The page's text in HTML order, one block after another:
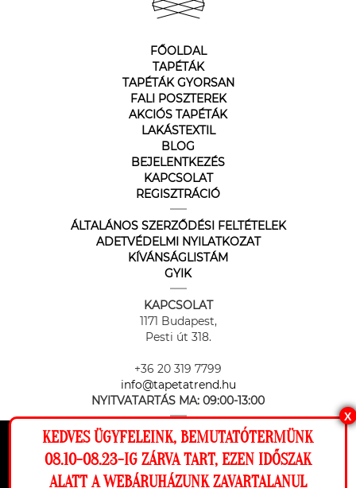
Ez a weboldal cookie-kat használ, hogy a
lehető legjobb élményt nyújtsa honlapunkon.
FŐOLDAL
TAPÉTÁK
TAPÉTÁK GYORSAN
FALI POSZTEREK
AKCIÓS TAPÉTÁK
LAKÁSTEXTIL
BLOG
BEJELENTKEZÉS
KAPCSOLAT
REGISZTRÁCIÓ
ÁLTALÁNOS SZERZŐDÉSI FELTÉTELEK
ADETVÉDELMI NYILATKOZAT
KÍVÁNSÁGLISTÁM
GYIK
KAPCSOLAT
1171 Budapest,
Pesti út 318.
+36 20 319 7799
info@tapetatrend.hu
NYITVATARTÁS MA: 09:00-13:00
X
KEDVES ÜGYFELEINK, BEMUTATÓTERMÜNK
08.10-08.23-IG ZÁRVA TART, EZEN IDŐSZAK
ALATT A WEBÁRUHÁZUNK ZAVARTALANUL